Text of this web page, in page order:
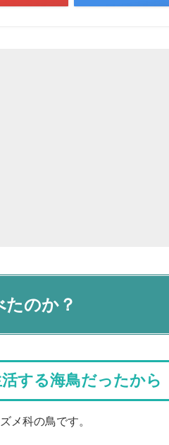
のか？
する海鳥だったから
メ科の鳥です。